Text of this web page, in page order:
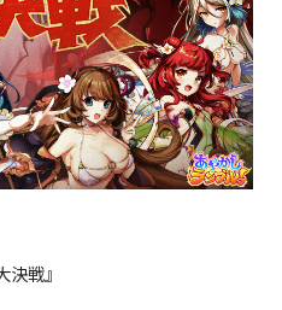
決戦』